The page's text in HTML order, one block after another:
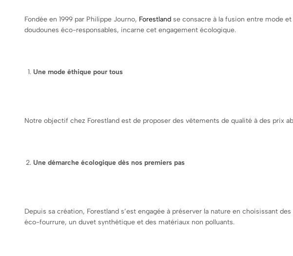
Fondée en 1999 par Philippe Journo, Forestland se consacre à la fusion entre mode
doudounes éco-responsables, incarne cet engagement écologique.
Une mode éthique pour tous
Notre objectif chez Forestland est de proposer des vêtements de qualité à des prix
Une démarche écologique dès nos premiers pas
Depuis sa création, Forestland s’est engagée à préserver la nature en choisissant
éco-fourrure, un duvet synthétique et des matériaux non polluants.